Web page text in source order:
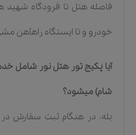
خودرو و تا ایستگاه راهآهن مشهد بین ۱۰ تا ۱۵
آیا پکیج تور هتل نور شامل
شام) میشود؟
بله، در هنگام ثبت سفارش در